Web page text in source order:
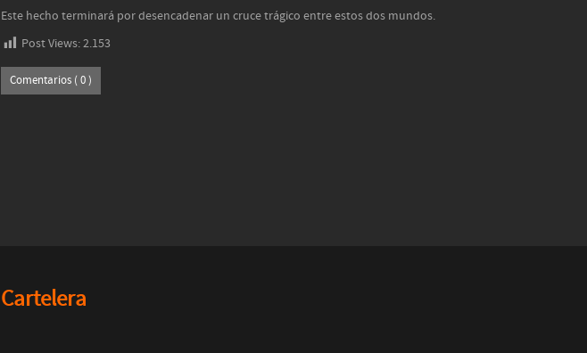
Este hecho terminará por desencadenar un cruce trágico entre estos dos mundos.
Post Views:2.153
Comentarios ( 0 )
Cartelera